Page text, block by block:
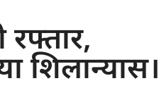
रफ्तार,
शिलान्यास।